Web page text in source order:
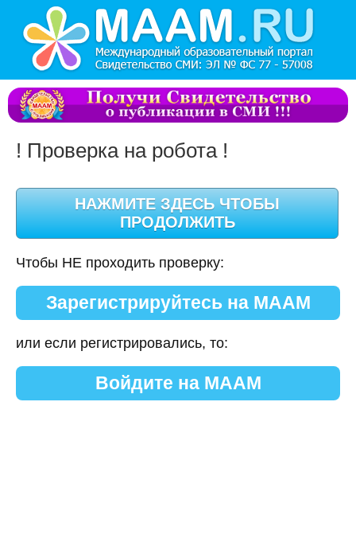
! Проверка на робота !
Чтобы НЕ проходить проверку:
Зарегистрируйтесь на МААМ
или если регистрировались, то:
Войдите на МААМ